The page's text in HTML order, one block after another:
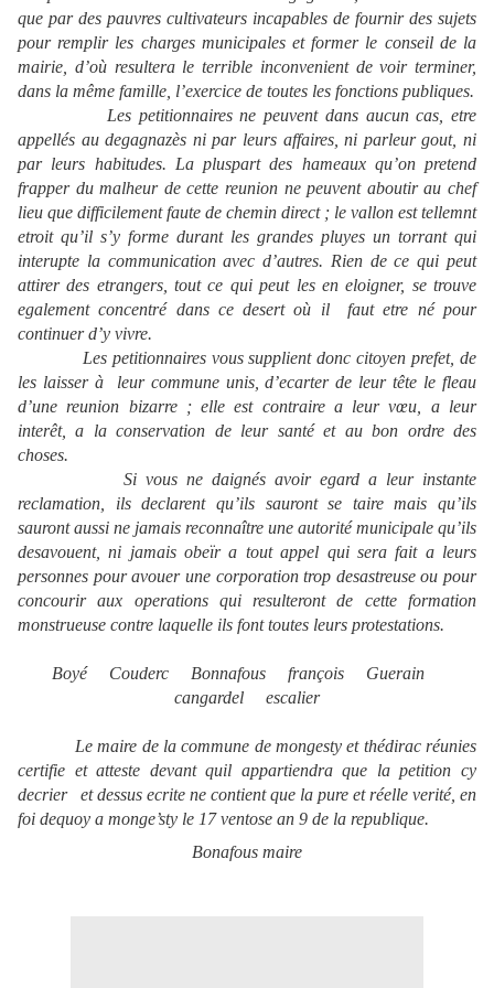
que par des pauvres cultivateurs incapables de fournir des sujets
pour remplir les charges municipales et former le conseil de la
mairie, d’où resultera le terrible inconvenient de voir terminer,
dans la même famille, l’exercice de toutes les fonctions publiques.
Les petitionnaires ne peuvent dans aucun cas, etre
appellés au degagnazès ni par leurs affaires, ni parleur gout, ni
par leurs habitudes. La pluspart des hameaux qu’on pretend
frapper du malheur de cette reunion ne peuvent aboutir au chef
lieu que difficilement faute de chemin direct ; le vallon est tellemnt
etroit qu’il s’y forme durant les grandes pluyes un torrant qui
interupte la communication avec d’autres. Rien de ce qui peut
attirer des etrangers, tout ce qui peut les en eloigner, se trouve
egalement concentré dans ce desert où il
faut etre né pour
continuer d’y vivre.
Les petitionnaires vous supplient donc citoyen prefet, de
les laisser à
leur commune unis, d’ecarter de leur tête le fleau
d’une reunion bizarre ; elle est contraire a leur vœu, a leur
interêt, a la conservation de leur santé et au bon ordre des
choses.
Si vous ne daignés avoir egard a leur instante
reclamation, ils declarent qu’ils sauront se taire mais qu’ils
sauront aussi ne jamais reconnaître une autorité municipale qu’ils
desavouent, ni jamais obeïr a tout appel qui sera fait a leurs
personnes pour avouer une corporation trop desastreuse ou pour
concourir aux operations qui resulteront de cette formation
monstrueuse contre laquelle ils font toutes leurs protestations.
Boyé Couderc Bonnafous françois
Guerain
cangardel
escalier
Le maire de la commune de mongesty et thédirac réunies
certifie et atteste devant quil appartiendra que la petition cy
decrier
et dessus ecrite ne contient que la pure et réelle verité, en
foi dequoy a monge’sty le 17 ventose an 9 de la republique.
Bonafous maire